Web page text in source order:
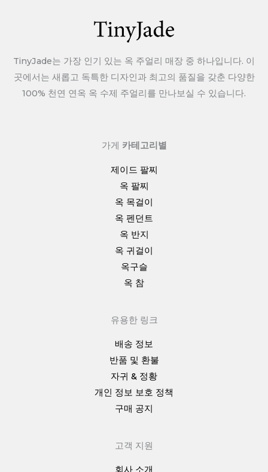
TinyJade는 가장 인기 있는 옥 주얼리 매장 중 하나입니다. 이
곳에서는 새롭고 독특한 디자인과 최고의 품질을 갖춘 다양한
100% 천연 연옥 옥 수제 주얼리를 만나보실 수 있습니다.
가게 카테고리별
제이드 팔찌
옥 팔찌
옥 목걸이
옥 펜던트
옥 반지
옥 귀걸이
옥구슬
옥 참
유용한 링크
배송 정보
반품 및 환불
자귀 & 정황
개인 정보 보호 정책
구매 공지
고객 지원
회사 소개